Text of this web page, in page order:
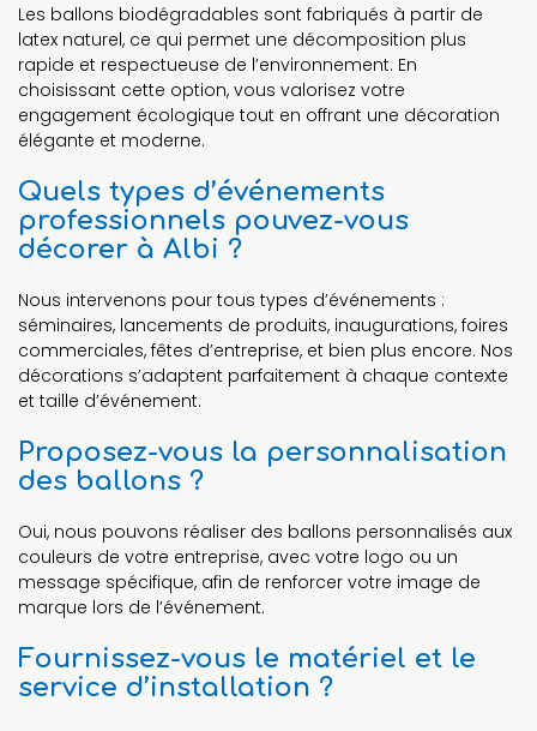
Les ballons biodégradables sont fabriqués à partir de
latex naturel, ce qui permet une décomposition plus
rapide et respectueuse de l’environnement. En
choisissant cette option, vous valorisez votre
engagement écologique tout en offrant une décoration
élégante et moderne.
Quels types d’événements
professionnels pouvez-vous
décorer à Albi ?
Nous intervenons pour tous types d’événements :
séminaires, lancements de produits, inaugurations, foires
commerciales, fêtes d’entreprise, et bien plus encore. Nos
décorations s’adaptent parfaitement à chaque contexte
et taille d’événement.
Proposez-vous la personnalisation
des ballons ?
Oui, nous pouvons réaliser des ballons personnalisés aux
couleurs de votre entreprise, avec votre logo ou un
message spécifique, afin de renforcer votre image de
marque lors de l’événement.
Fournissez-vous le matériel et le
service d’installation ?